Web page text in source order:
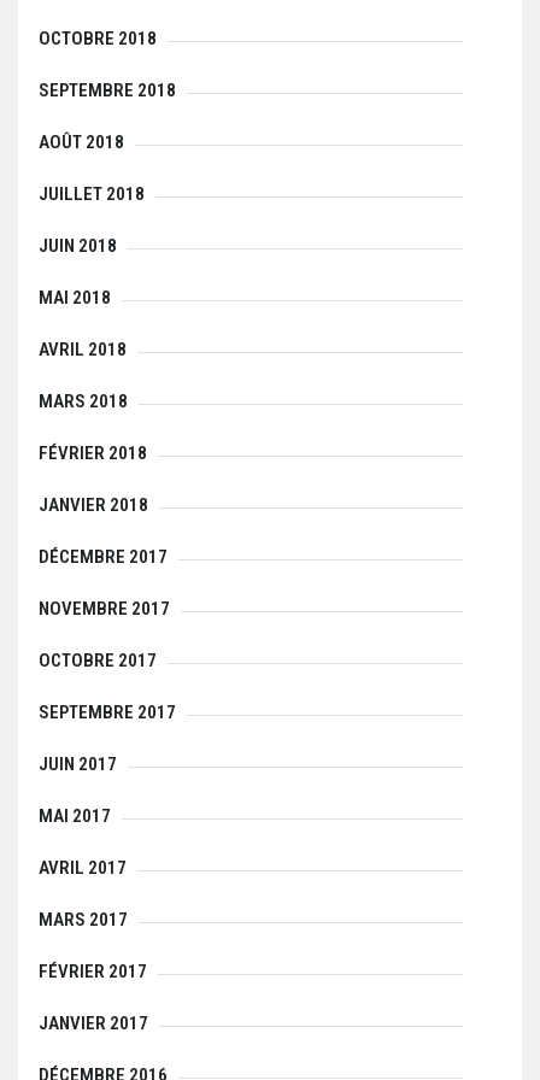
OCTOBRE 2018
SEPTEMBRE 2018
AOÛT 2018
JUILLET 2018
JUIN 2018
MAI 2018
AVRIL 2018
MARS 2018
FÉVRIER 2018
JANVIER 2018
DÉCEMBRE 2017
NOVEMBRE 2017
OCTOBRE 2017
SEPTEMBRE 2017
JUIN 2017
MAI 2017
AVRIL 2017
MARS 2017
FÉVRIER 2017
JANVIER 2017
DÉCEMBRE 2016